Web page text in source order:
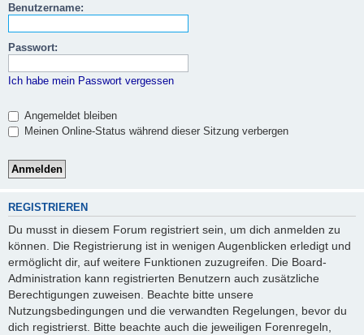
Benutzername:
Passwort:
Ich habe mein Passwort vergessen
Angemeldet bleiben
Meinen Online-Status während dieser Sitzung verbergen
REGISTRIEREN
Du musst in diesem Forum registriert sein, um dich anmelden zu
können. Die Registrierung ist in wenigen Augenblicken erledigt und
ermöglicht dir, auf weitere Funktionen zuzugreifen. Die Board-
Administration kann registrierten Benutzern auch zusätzliche
Berechtigungen zuweisen. Beachte bitte unsere
Nutzungsbedingungen und die verwandten Regelungen, bevor du
dich registrierst. Bitte beachte auch die jeweiligen Forenregeln,